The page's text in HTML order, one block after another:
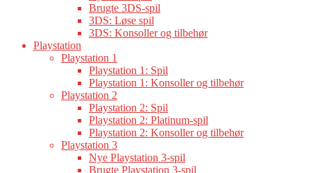
Brugte 3DS-spil
3DS: Løse spil
3DS: Konsoller og tilbehør
Playstation
Playstation 1
Playstation 1: Spil
Playstation 1: Konsoller og tilbehør
Playstation 2
Playstation 2: Spil
Playstation 2: Platinum-spil
Playstation 2: Konsoller og tilbehør
Playstation 3
Nye Playstation 3-spil
Brugte Playstation 3-spil